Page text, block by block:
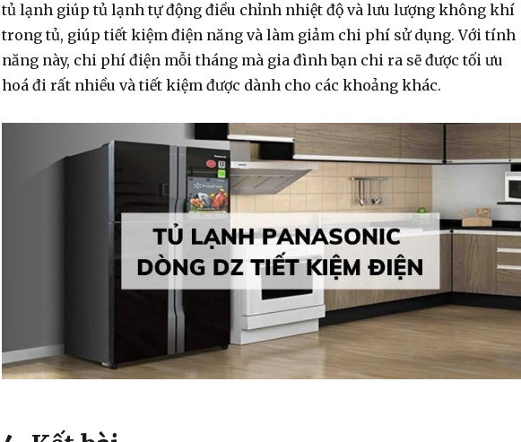
tủ lạnh giúp tủ lạnh tự động điều chỉnh nhiệt độ và lưu lượng không khí
trong tủ, giúp tiết kiệm điện năng và làm giảm chi phí sử dụng. Với tính
năng này, chi phí điện mỗi tháng mà gia đình bạn chi ra sẽ được tối ưu
hoá đi rất nhiều và tiết kiệm được dành cho các khoảng khác.